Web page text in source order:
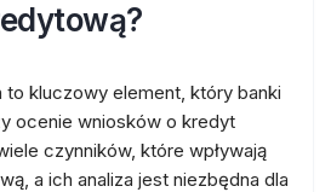
kluczowy element, który banki
ocenie wniosków o kredyt
czynników, które wpływają
a ich analiza jest niezbędna dla